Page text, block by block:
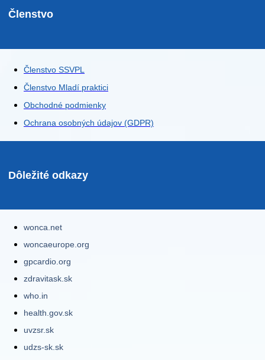
Členstvo
Členstvo SSVPL
Členstvo Mladí praktici
Obchodné podmienky
Ochrana osobných údajov (GDPR)
Dôležité odkazy
wonca.net
woncaeurope.org
gpcardio.org
zdravitask.sk
who.in
health.gov.sk
uvzsr.sk
udzs-sk.sk